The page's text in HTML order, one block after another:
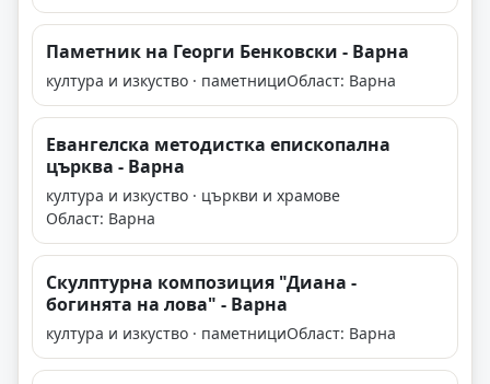
Паметник на Георги Бенковски - Варна
култура и изкуство · паметнициОбласт: Варна
Евангелска методистка епископална
църква - Варна
култура и изкуство · църкви и храмове
Област: Варна
Скулптурна композиция "Диана -
богинята на лова" - Варна
култура и изкуство · паметнициОбласт: Варна